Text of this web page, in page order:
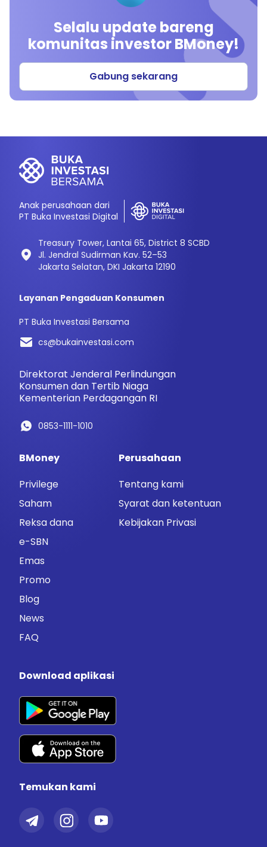
Selalu update bareng
komunitas investor BMoney!
Gabung sekarang
Anak perusahaan dari
PT Buka Investasi Digital
Treasury Tower, Lantai 65, District 8 SCBD
Jl. Jendral Sudirman Kav. 52–53
Jakarta Selatan, DKI Jakarta 12190
Layanan Pengaduan Konsumen
PT Buka Investasi Bersama
cs@bukainvestasi.com
Direktorat Jenderal Perlindungan
Konsumen dan Tertib Niaga
Kementerian Perdagangan RI
0853-1111-1010
BMoney
Privilege
Saham
Reksa dana
e-SBN
Emas
Promo
Blog
News
FAQ
Perusahaan
Tentang kami
Syarat dan ketentuan
Kebijakan Privasi
Download aplikasi
Temukan kami